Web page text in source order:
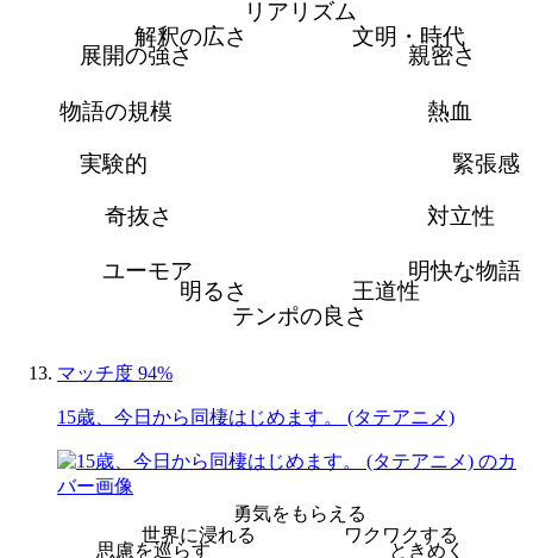
リアリズム
文明・時代
親密さ
熱血
緊張感
対立性
明快な物語
王道性
テンポの良さ
明るさ
ユーモア
奇抜さ
実験的
物語の規模
展開の強さ
解釈の広さ
マッチ度 94%
15歳、今日から同棲はじめます。 (タテアニメ)
勇気をもらえる
ワクワクする
ときめく
思慮を巡らす
世界に浸れる